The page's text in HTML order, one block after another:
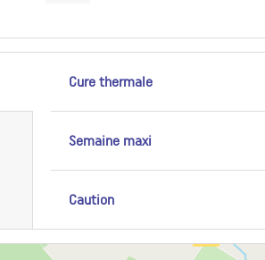
Cure thermale
Semaine maxi
Caution